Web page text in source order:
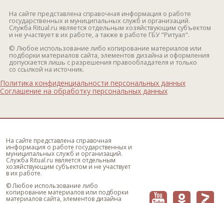
На сайте представлена справочная информация о работе
государственных и муниципальных служб и организаций.
Служба Ritual.ru является отдельным хозяйствующим субъектом
и не участвует в их работе, а также в работе ГБУ "Ритуал".
© Любое использование либо копирование материалов или
подборки материалов сайта, элементов дизайна и оформления
допускается лишь с разрешения правообладателя и только
со ссылкой на источник.
На сайте представлена справочная
информация о работе государственных и
муниципальных служб и организаций.
Служба Ritual.ru является отдельным
хозяйствующим субъектом и не участвует
в их работе.
© Любое использование либо
копирование материалов или подборки
материалов сайта, элементов дизайна
Политика конфиденциальности персональных данных
Соглашение на обработку персональных данных